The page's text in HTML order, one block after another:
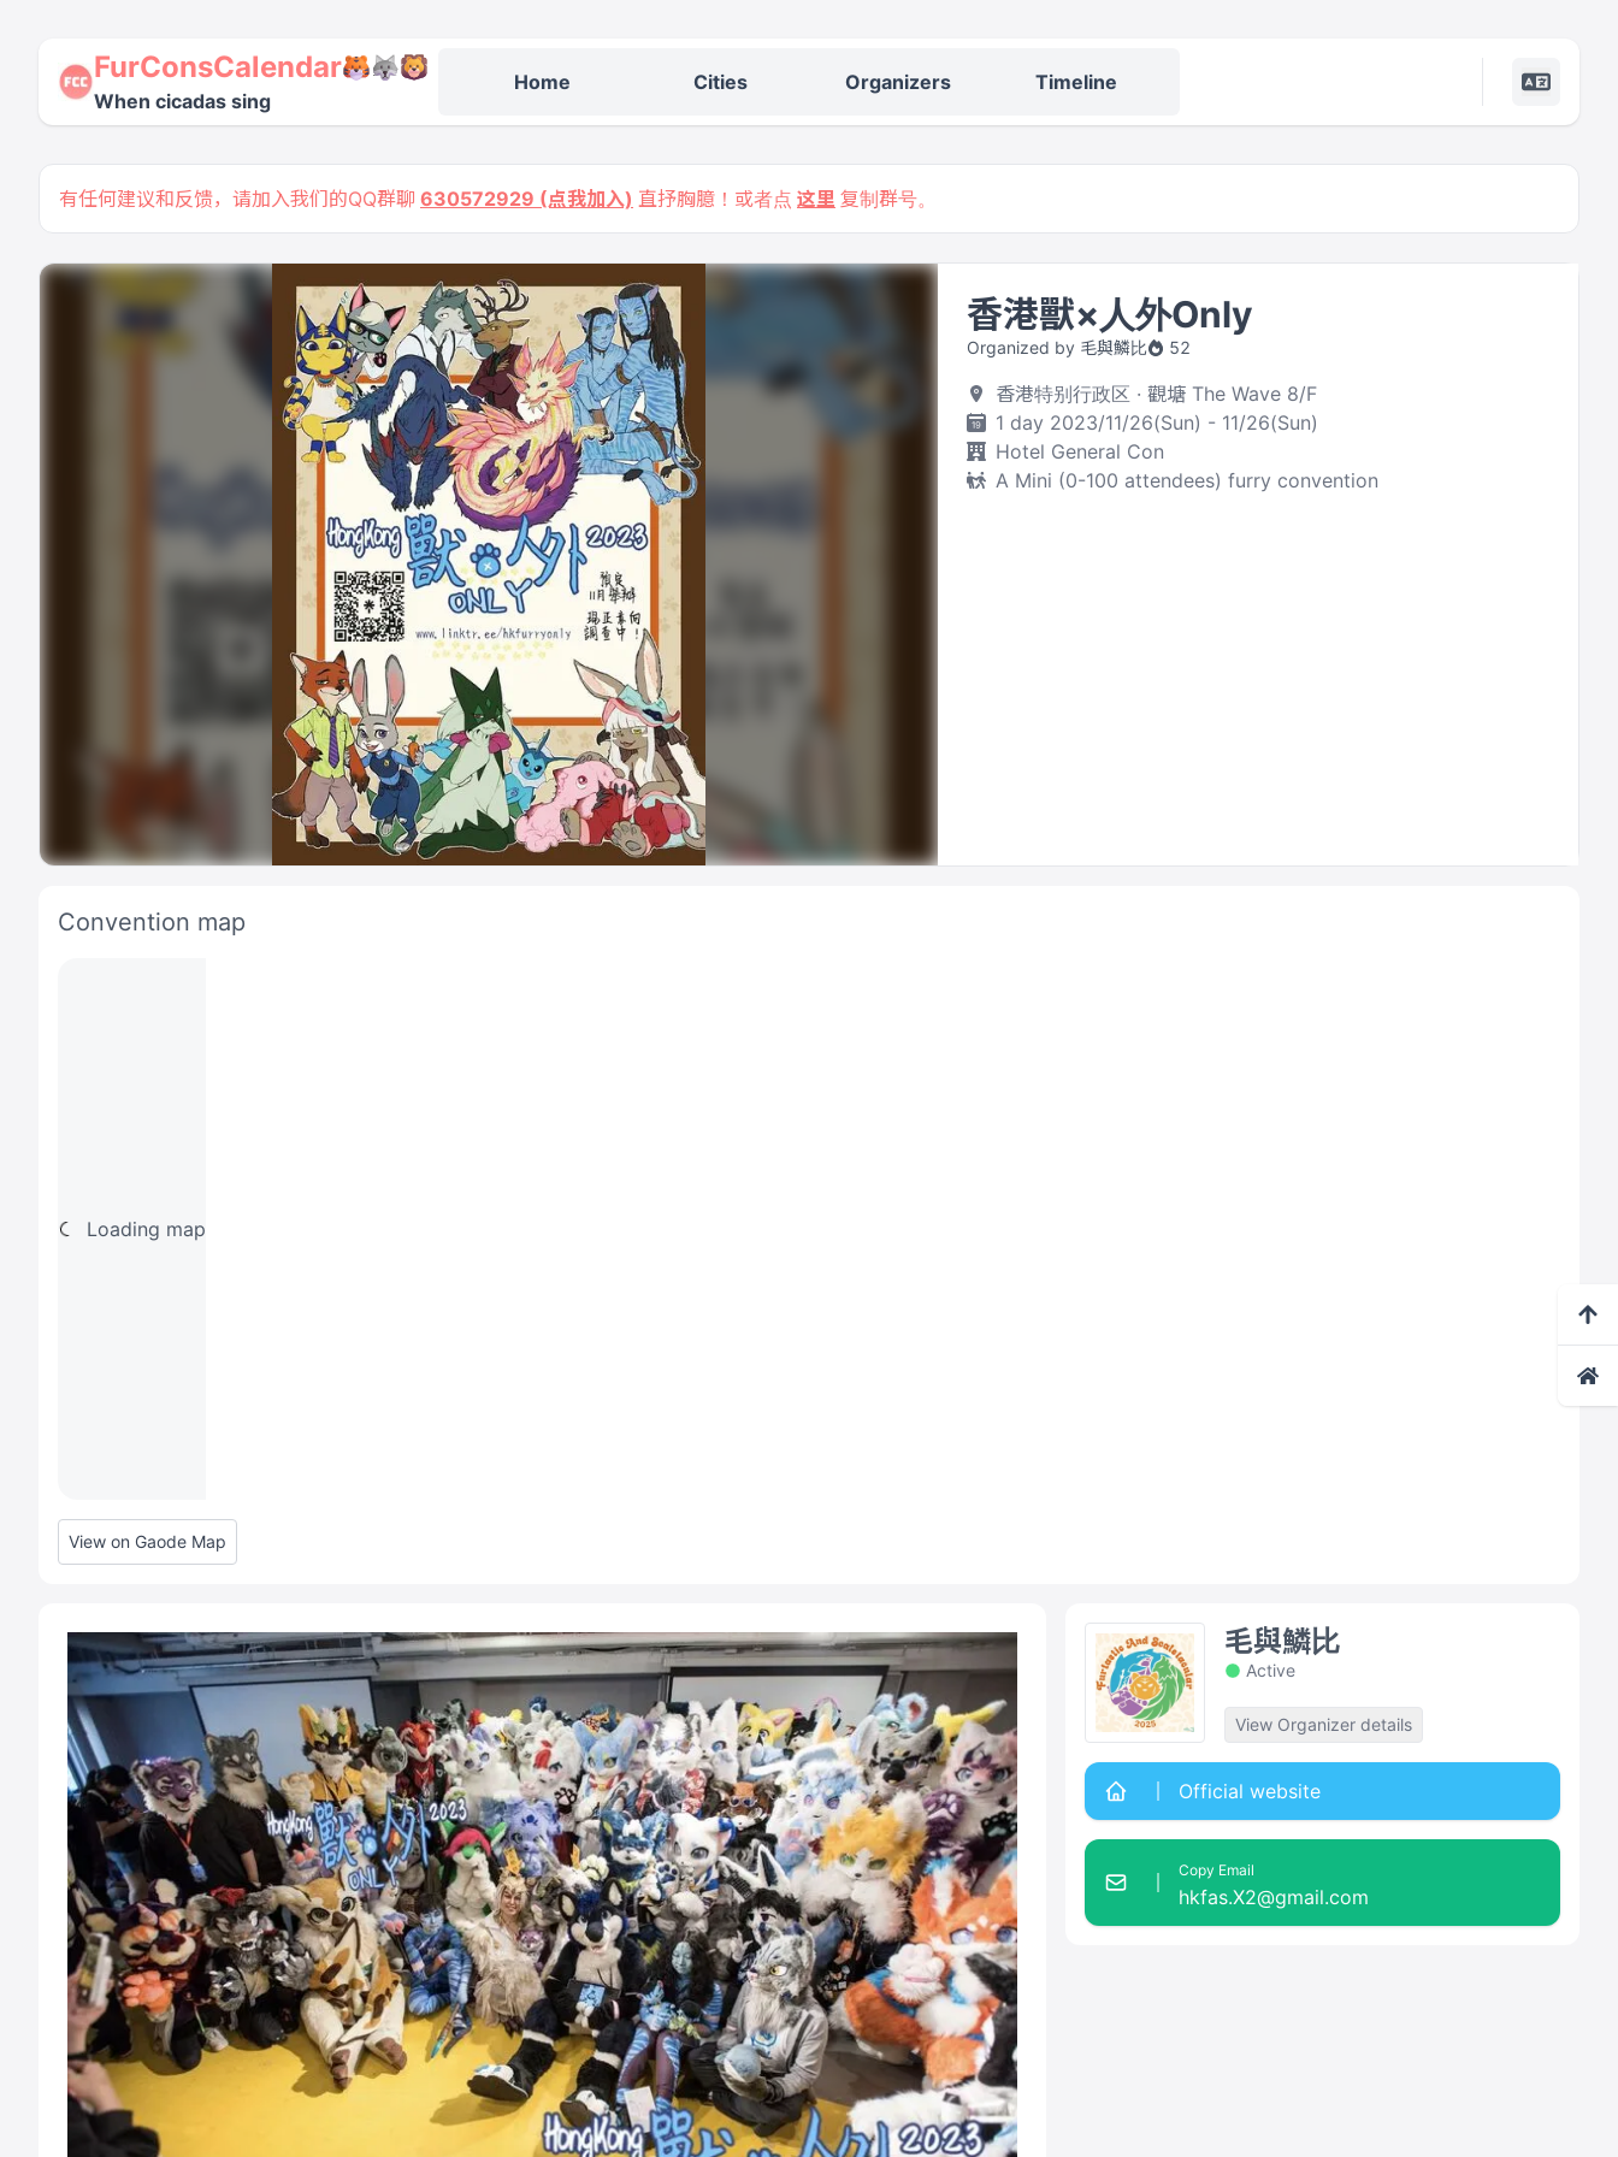
FurConsCalendar
When cicadas sing
Home Cities Organizers Timeline
有任何建议和反馈，请加入我们的QQ群聊 630572929 (点我加入) 直抒胸臆！或者点 这里 复制群号。
香港獸×人外Only
Organized by 毛與鱗比 52
香港特别行政区 · 觀塘 The Wave 8/F
1 day 2023/11/26(Sun) - 11/26(Sun)
Hotel General Con
A Mini (0-100 attendees) furry convention
Convention map
Loading map
View on Gaode Map
毛與鱗比
Active
View Organizer details
Official website
Copy Email
hkfas.X2@gmail.com